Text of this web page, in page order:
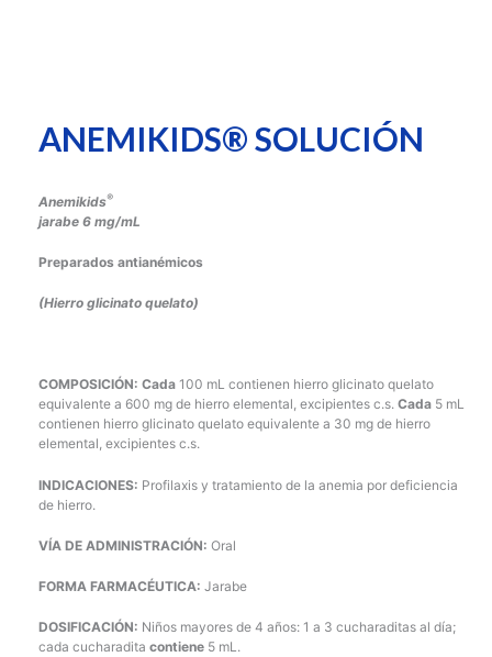
ANEMIKIDS® SOLUCIÓN
Anemikids®
jarabe 6 mg/mL
Preparados antianémicos
(Hierro glicinato quelato)
COMPOSICIÓN: Cada 100 mL contienen hierro glicinato quelato
equivalente a 600 mg de hierro elemental, excipientes c.s. Cada 5 mL
contienen hierro glicinato quelato equivalente a 30 mg de hierro
elemental, excipientes c.s.
INDICACIONES: Profilaxis y tratamiento de la anemia por deficiencia
de hierro.
VÍA DE ADMINISTRACIÓN: Oral
FORMA FARMACÉUTICA: Jarabe
DOSIFICACIÓN: Niños mayores de 4 años: 1 a 3 cucharaditas al día;
cada cucharadita contiene 5 mL.